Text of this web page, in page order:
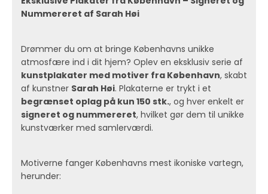
Nummereret af Sarah Høi
Drømmer du om at bringe Københavns unikke
atmosfære ind i dit hjem? Oplev en eksklusiv serie af
kunstplakater med motiver fra København, skabt
af kunstner Sarah Høi. Plakaterne er trykt i et
begrænset oplag på kun 150 stk., og hver enkelt er
signeret og nummereret, hvilket gør dem til unikke
kunstværker med samlerværdi.
Motiverne fanger Københavns mest ikoniske vartegn,
herunder: